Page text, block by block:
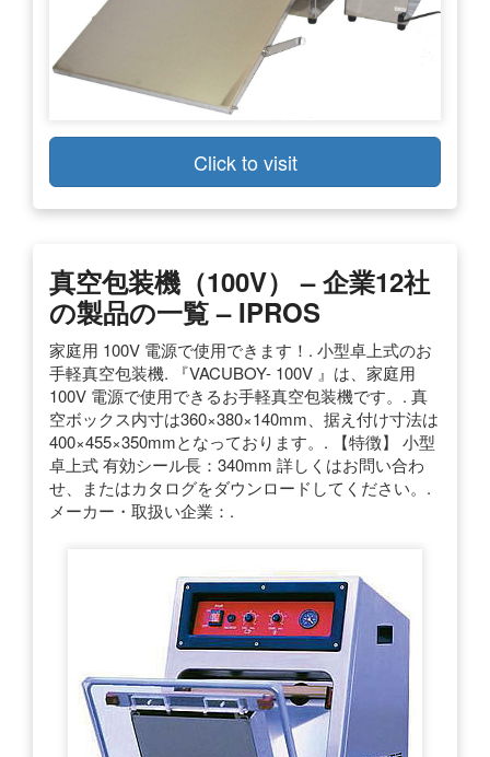
Click to visit
真空包装機（100V） – 企業12社
の製品の一覧 – IPROS
家庭用 100V 電源で使用できます！. 小型卓上式のお
手軽真空包装機. 『VACUBOY- 100V 』は、家庭用
100V 電源で使用できるお手軽真空包装機です。. 真
空ボックス内寸は360×380×140mm、据え付け寸法は
400×455×350mmとなっております。. 【特徴】 小型
卓上式 有効シール長：340mm 詳しくはお問い合わ
せ、またはカタログをダウンロードしてください。.
メーカー・取扱い企業：.